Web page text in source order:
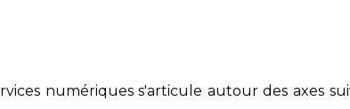
numériques s'articule autour des axes